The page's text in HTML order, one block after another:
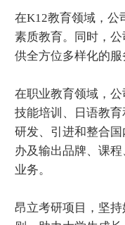
在K12教育领域，公
素质教育。同时，
供全方位多样化的服
在职业教育领域，
技能培训、日语教
研发、引进和整合
办及输出品牌、课
业务。
昂立考研项目，坚